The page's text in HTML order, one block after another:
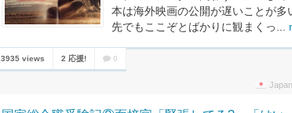
本は海外映画の公開が遅いことが多
先でもここぞとばかりに観まくっ...
3935 views 2 応援! 0
Japan